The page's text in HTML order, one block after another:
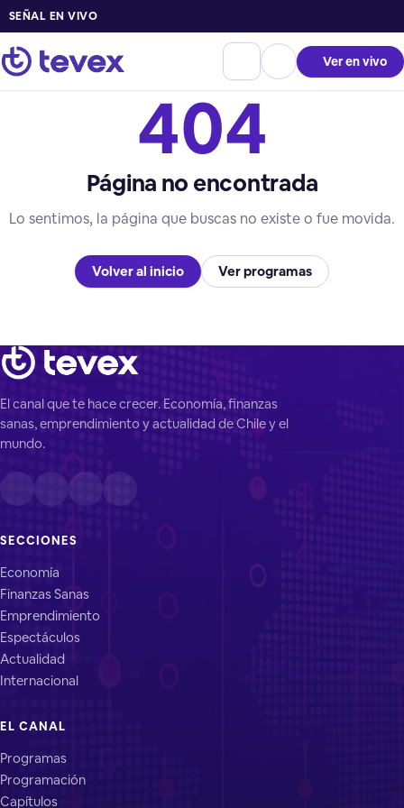
SEÑAL EN VIVO
Ver en vivo
404
Página no encontrada
Lo sentimos, la página que buscas no existe o fue movida.
Volver al inicio Ver programas
El canal que te hace crecer. Economía, finanzas
sanas, emprendimiento y actualidad de Chile y el
mundo.
SECCIONES
Economía
Finanzas Sanas
Emprendimiento
Espectáculos
Actualidad
Internacional
EL CANAL
Programas
Programación
Capítulos